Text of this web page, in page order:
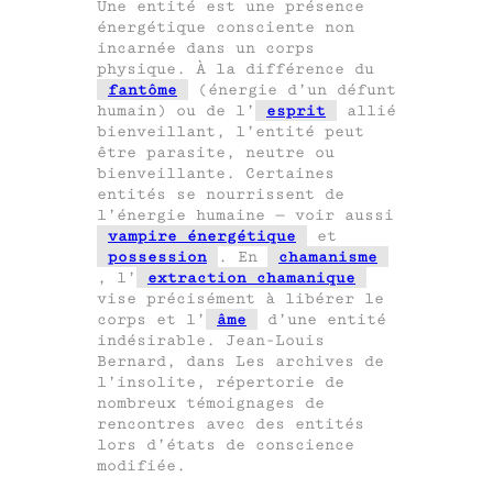
Une entité est une présence
énergétique consciente non
incarnée dans un corps
physique. À la différence du
fantôme
(énergie d’un défunt
humain) ou de l’
esprit
allié
bienveillant, l’entité peut
être parasite, neutre ou
bienveillante. Certaines
entités se nourrissent de
l’énergie humaine — voir aussi
vampire énergétique
et
possession
. En
chamanisme
, l’
extraction chamanique
vise précisément à libérer le
corps et l’
âme
d’une entité
indésirable. Jean-Louis
Bernard, dans Les archives de
l’insolite, répertorie de
nombreux témoignages de
rencontres avec des entités
lors d’états de conscience
modifiée.